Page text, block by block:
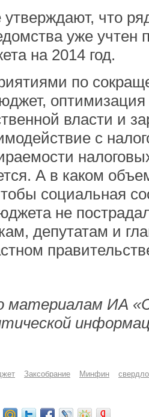
утверждают, что
уже учтен
на 2014 год.
по
власти и
с
А в каком
социальная
не
депутатам и
материалам ИА
Заксобрание Минфин